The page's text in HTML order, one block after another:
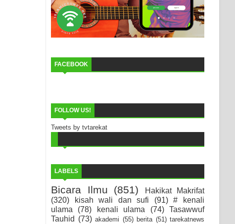
FACEBOOK
FOLLOW US!
Tweets by tvtarekat
LABELS
Bicara Ilmu (851)
Hakikat Makrifat
(320)
kisah wali dan sufi (91)
# kenali
ulama
(78) kenali ulama (74)
Tasawwuf
Tauhid (73) akademi (55) berita (51) tarekatnews